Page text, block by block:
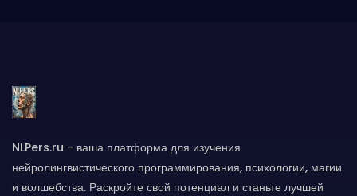
NLPers.ru - ваша платформа для изучения
нейролингвистического программирования, психологии, магии
и волшебства. Раскройте свой потенциал и станьте лучшей